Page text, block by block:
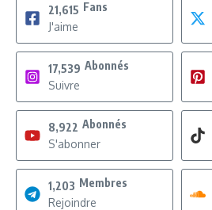
21,615 Fans
J'aime
17,539 Abonnés
Suivre
8,922 Abonnés
S'abonner
1,203 Membres
Rejoindre